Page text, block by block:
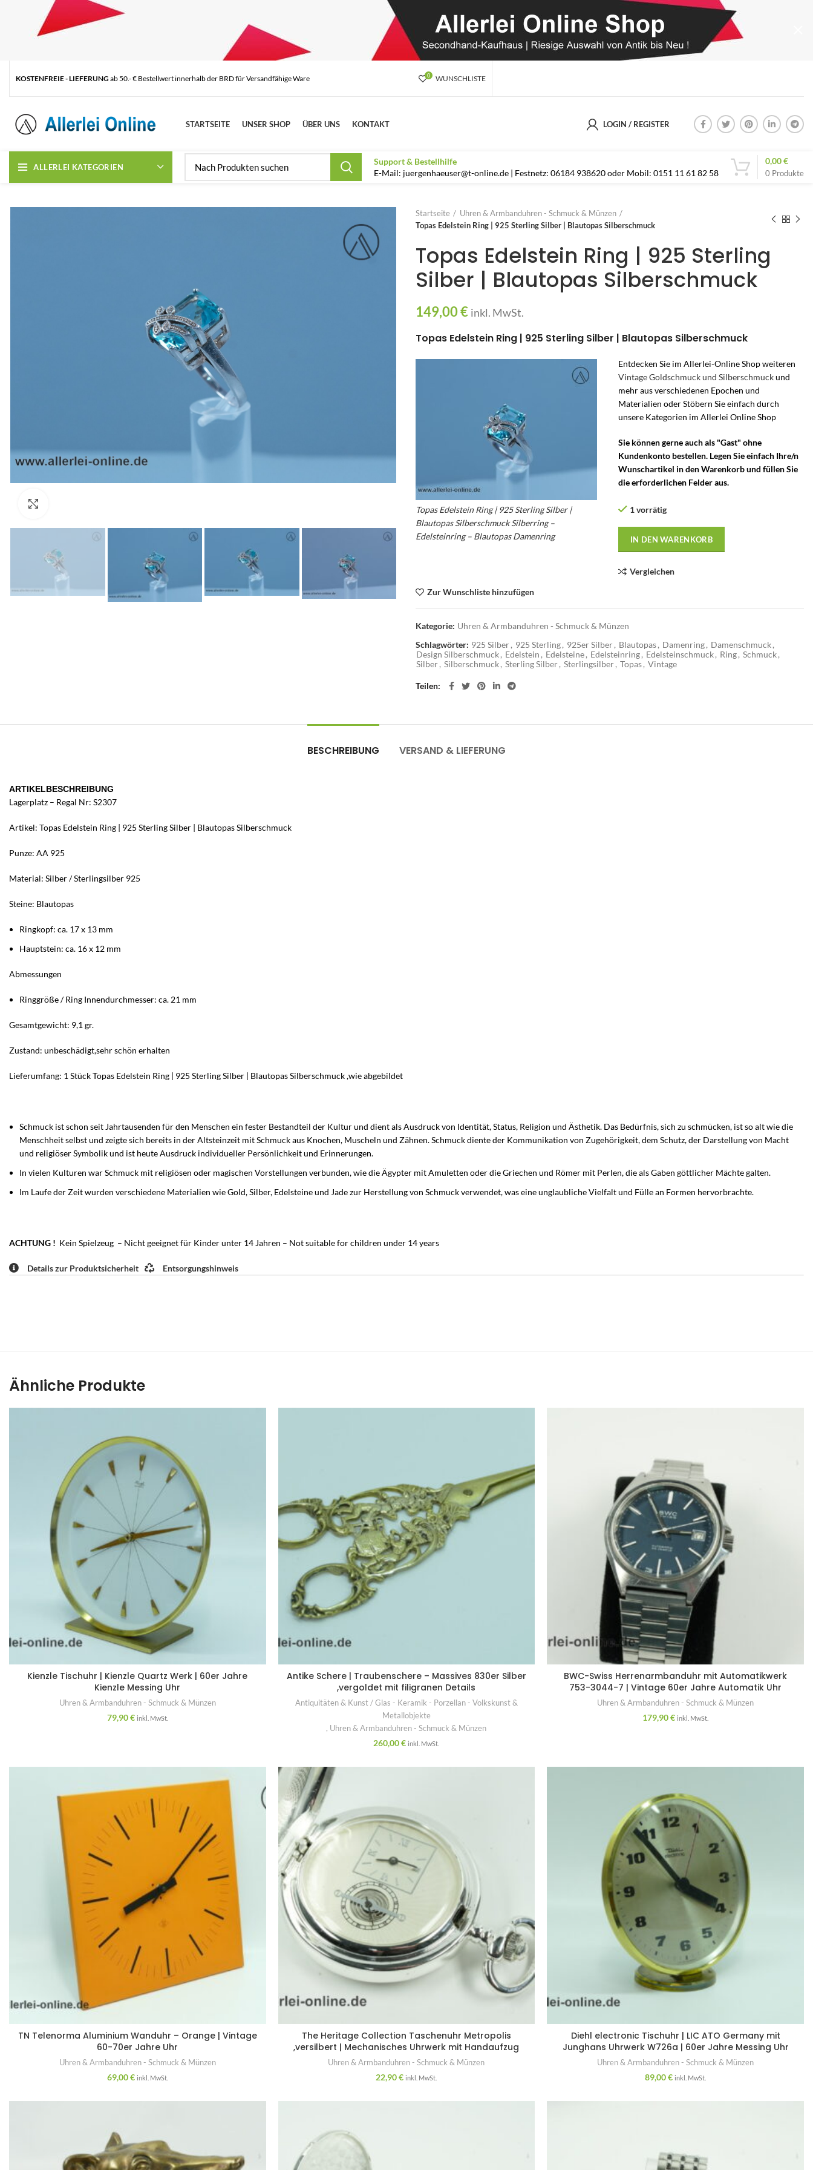
KOSTENFREIE - LIEFERUNG ab 50.- € Bestellwert innerhalb der BRD für Versandfähige Ware 0 WUNSCHLISTE
STARTSEITE UNSER SHOP ÜBER UNS KONTAKT LOGIN / REGISTER
ALLERLEI KATEGORIEN
Support & Bestellhilfe
E-Mail: juergenhaeuser@t-online.de | Festnetz: 06184 938620 oder Mobil: 0151 11 61 82 58
0 Produkte
0,00€
Startseite
Uhren & Armbanduhren - Schmuck & Münzen
Topas Edelstein Ring | 925 Sterling Silber | Blautopas Silberschmuck
Topas Edelstein Ring | 925 Sterling
Silber | Blautopas Silberschmuck
149,00€ inkl. MwSt.
Topas Edelstein Ring | 925 Sterling Silber | Blautopas Silberschmuck
Topas Edelstein Ring | 925 Sterling Silber |
Blautopas Silberschmuck Silberring –
Edelsteinring – Blautopas Damenring
Entdecken Sie im Allerlei-Online Shop weiteren
Vintage Goldschmuck und Silberschmuckund
mehr aus verschiedenen Epochen und
Materialien oder Stöbern Sie einfach durch
unsere Kategorien im Allerlei Online Shop
Sie können gerne auch als "Gast" ohne
Kundenkonto bestellen. Legen Sie einfach Ihre/n
Wunschartikel in den Warenkorb und füllen Sie
die erforderlichen Felder aus.
1 vorrätig
IN DEN WARENKORB
Vergleichen
Zur Wunschliste hinzufügen
Kategorie: Uhren & Armbanduhren - Schmuck & Münzen
Schlagwörter: 925 Silber, 925 Sterling, 925er Silber, Blautopas, Damenring, Damenschmuck,
Design Silberschmuck, Edelstein , Edelsteine, Edelsteinring, Edelsteinschmuck, Ring, Schmuck,
Silber, Silberschmuck, Sterling Silber, Sterlingsilber, Topas, Vintage
Teilen
BESCHREIBUNG VERSAND & LIEFERUNG
ARTIKELBESCHREIBUNG
Lagerplatz – Regal Nr: S2307
Artikel: Topas Edelstein Ring | 925 Sterling Silber | Blautopas Silberschmuck
Punze: AA 925
Material: Silber / Sterlingsilber 925
Steine: Blautopas
Ringkopf: ca. 17 x 13 mm
Hauptstein: ca. 16 x 12 mm
Abmessungen
Ringgröße / Ring Innendurchmesser: ca. 21 mm
Gesamtgewicht: 9,1 gr.
Zustand: unbeschädigt,sehr schön erhalten
Lieferumfang: 1 Stück Topas Edelstein Ring | 925 Sterling Silber | Blautopas Silberschmuck ,wie abgebildet
Schmuck ist schon seit Jahrtausenden für den Menschen ein fester Bestandteil der Kultur und dient als Ausdruck von Identität, Status, Religion und Ästhetik. Das Bedürfnis, sich zu schmücken, ist so alt wie die
Menschheit selbst und zeigte sich bereits in der Altsteinzeit mit Schmuck aus Knochen, Muscheln und Zähnen. Schmuck diente der Kommunikation von Zugehörigkeit, dem Schutz, der Darstellung von Macht
und religiöser Symbolik und ist heute Ausdruck individueller Persönlichkeit und Erinnerungen.
In vielen Kulturen war Schmuck mit religiösen oder magischen Vorstellungen verbunden, wie die Ägypter mit Amuletten oder die Griechen und Römer mit Perlen, die als Gaben göttlicher Mächte galten.
Im Laufe der Zeit wurden verschiedene Materialien wie Gold, Silber, Edelsteine und Jade zur Herstellung von Schmuck verwendet, was eine unglaubliche Vielfalt und Fülle an Formen hervorbrachte.
ACHTUNG ! Kein Spielzeug – Nicht geeignet für Kinder unter 14 Jahren – Not suitable for children under 14 years
Details zur Produktsicherheit Entsorgungshinweis
Ähnliche Produkte
Kienzle Tischuhr | Kienzle Quartz Werk | 60er Jahre
Kienzle Messing Uhr
Uhren & Armbanduhren - Schmuck & Münzen
79,90€ inkl. MwSt.
Antike Schere | Traubenschere – Massives 830er Silber
,vergoldet mit filigranen Details
Antiquitäten & Kunst / Glas - Keramik - Porzellan - Volkskunst &
Metallobjekte
, Uhren & Armbanduhren - Schmuck & Münzen
260,00€ inkl. MwSt.
BWC-Swiss Herrenarmbanduhr mit Automatikwerk
753-3044-7 | Vintage 60er Jahre Automatik Uhr
Uhren & Armbanduhren - Schmuck & Münzen
179,90€ inkl. MwSt.
TN Telenorma Aluminium Wanduhr – Orange | Vintage
60-70er Jahre Uhr
Uhren & Armbanduhren - Schmuck & Münzen
69,00€ inkl. MwSt.
The Heritage Collection Taschenuhr Metropolis
,versilbert | Mechanisches Uhrwerk mit Handaufzug
Uhren & Armbanduhren - Schmuck & Münzen
22,90€ inkl. MwSt.
Diehl electronic Tischuhr | LIC ATO Germany mit
Junghans Uhrwerk W726a | 60er Jahre Messing Uhr
Uhren & Armbanduhren - Schmuck & Münzen
89,00€ inkl. MwSt.